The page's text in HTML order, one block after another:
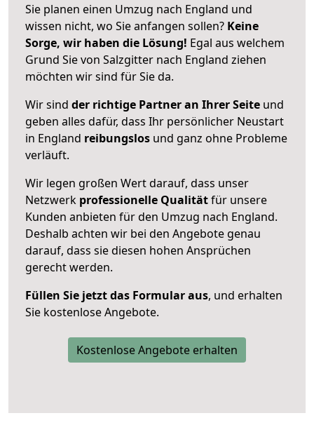
Sie planen einen Umzug nach England und
wissen nicht, wo Sie anfangen sollen? Keine
Sorge, wir haben die Lösung! Egal aus welchem
Grund Sie von Salzgitter nach England ziehen
möchten wir sind für Sie da.
Wir sind der richtige Partner an Ihrer Seite und
geben alles dafür, dass Ihr persönlicher Neustart
in England reibungslos und ganz ohne Probleme
verläuft.
Wir legen großen Wert darauf, dass unser
Netzwerk professionelle Qualitätfür unsere
Kunden anbieten für den Umzug nach England.
Deshalb achten wir bei den Angebote genau
darauf, dass sie diesen hohen Ansprüchen
gerecht werden.
Füllen Sie jetzt das Formular aus, und erhalten
Sie kostenlose Angebote.
Kostenlose Angebote erhalten